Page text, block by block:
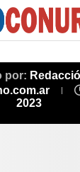
por:
2023